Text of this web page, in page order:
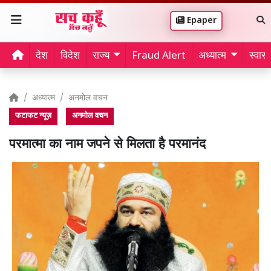
Epaper
देश विदेश राज्य Fraud Alert अध्यात्म
अध्यात्म अनमोल वचन
फटाफट न्यूज़ अनमोल वचन
परमात्मा का नाम जपने से मिलता है परमानंद